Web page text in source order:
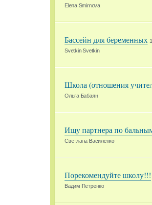
Elena Smirnova
Бассейн для беременных
Svetkin Svetkin
Школа (отношения
Ольга Бабаян
Ищу партнера по
Светлана Василенко
Порекомендуйте школу!!!
Вадим Петренко